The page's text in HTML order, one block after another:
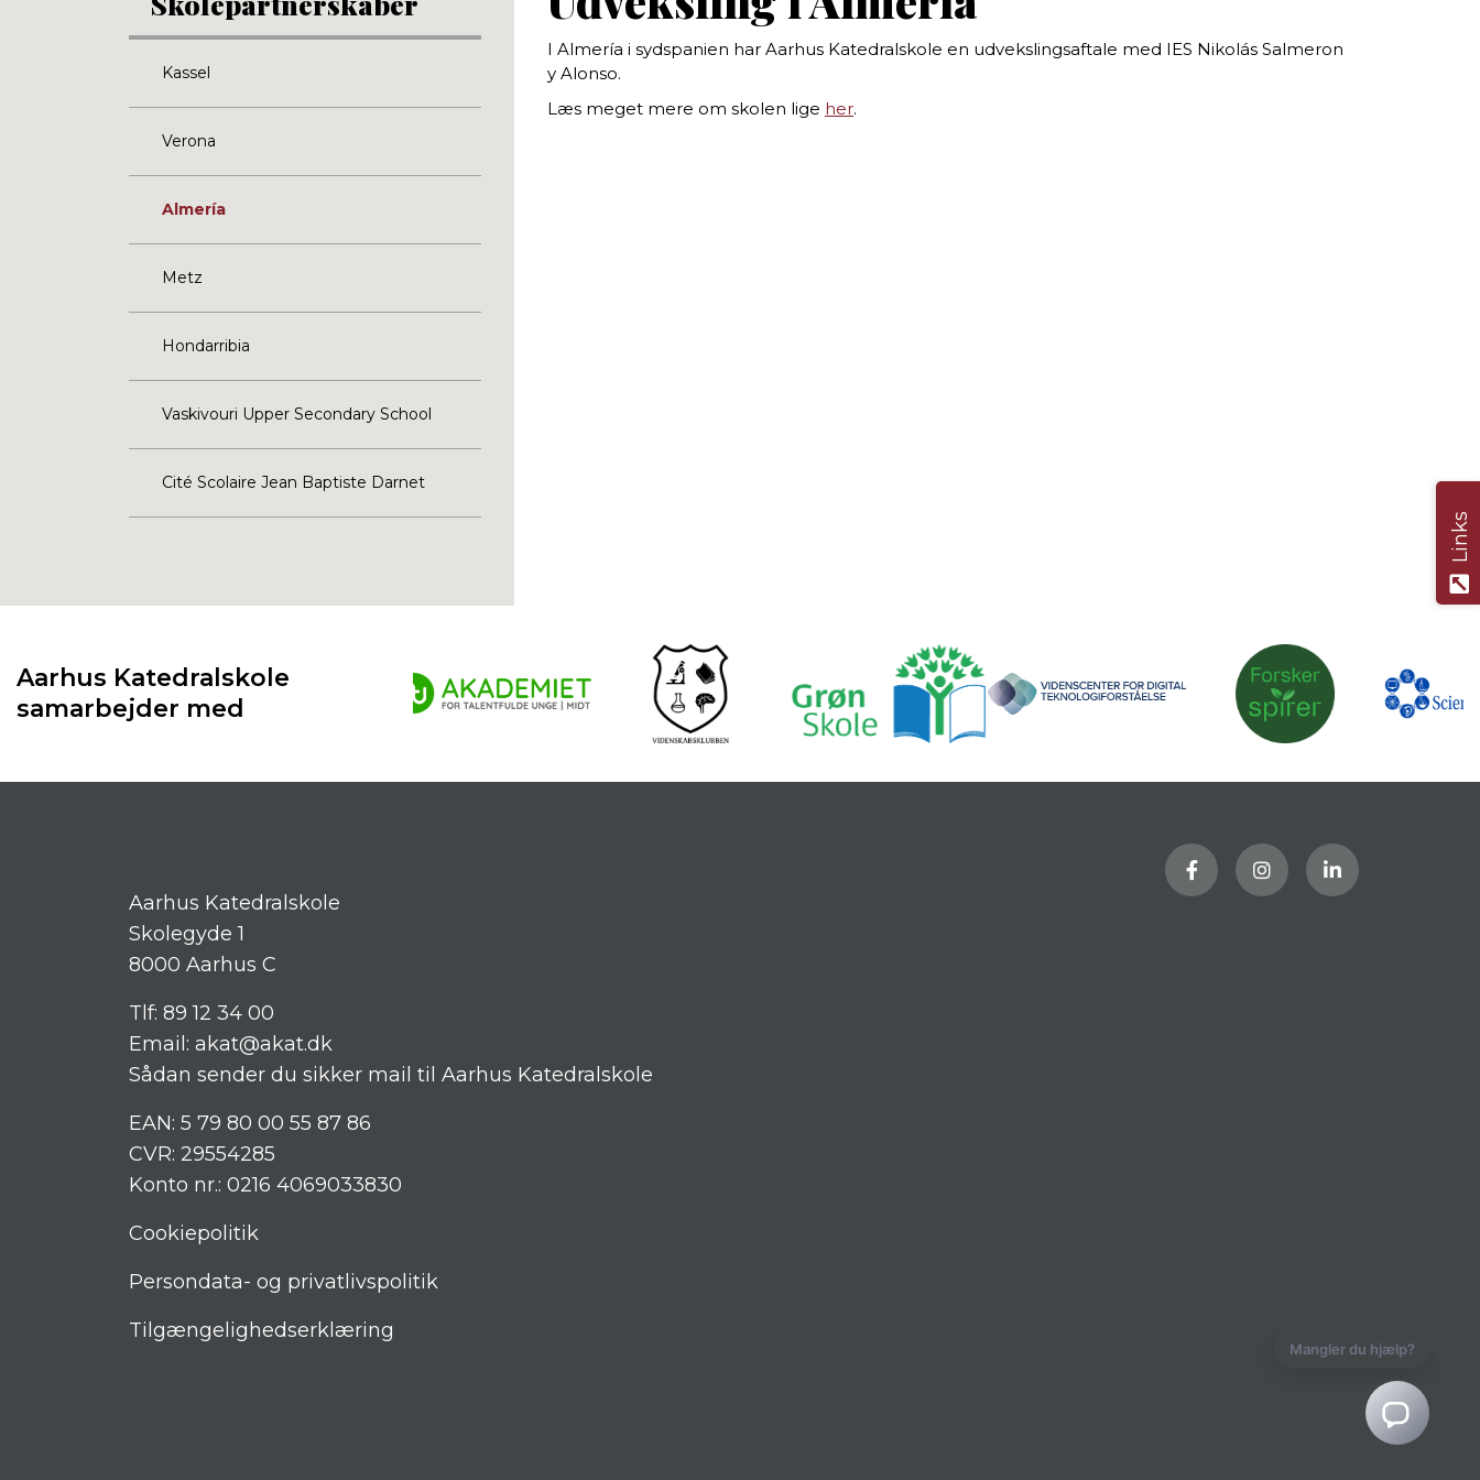
Kassel
Verona
Almería
Metz
Hondarribia
Vaskivouri Upper Secondary School
Cité Scolaire Jean Baptiste Darnet
I Almería i sydspanien har Aarhus Katedralskole en udvekslingsaftale med IES Nikolás Salmeron
y Alonso.
Læs meget mere om skolen lige her.
Aarhus Katedralskole
samarbejder med
Aarhus Katedralskole
Skolegyde 1
8000 Aarhus C
Tlf: 89 12 34 00
Email: akat@akat.dk
Sådan sender du sikker mail til Aarhus Katedralskole
EAN: 5 79 80 00 55 87 86
CVR: 29554285
Konto nr.: 0216 4069033830
Cookiepolitik
Persondata- og privatlivspolitik
Tilgængelighedserklæring
Links